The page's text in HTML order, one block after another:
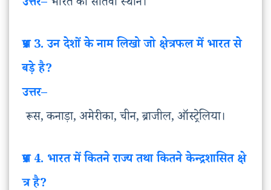
प्रश्न3. उनदेशोंकेनामलिखोजो क्षेत्रफलमें भारतसे
बड़ेहै?
उत्तर–
रूस, कनाड़ा, अमेरीका, चीन, ब्राजील, ऑस्ट्रेलिया।
प्रश्न 4. भारतमेंकितनेराज्यतथाकितनेकेन्द्रशासित क्षे
त्रहै?